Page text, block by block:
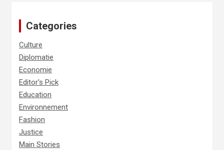
Categories
Culture
Diplomatie
Economie
Editor's Pick
Education
Environnement
Fashion
Justice
Main Stories